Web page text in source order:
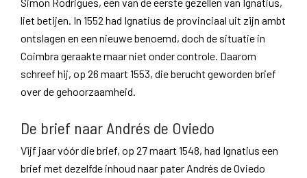
liet betijen. In 1552 had Ignatius de provinciaal uit zijn ambt
ontslagen en een nieuwe benoemd, doch de situatie in
Coimbra geraakte maar niet onder controle. Daarom
schreef hij, op 26 maart 1553, die berucht geworden brief
over de gehoorzaamheid.
De brief naar Andrés de Oviedo
Vijf jaar vóór die brief, op 27 maart 1548, had Ignatius een
brief met dezelfde inhoud naar pater Andrés de Oviedo